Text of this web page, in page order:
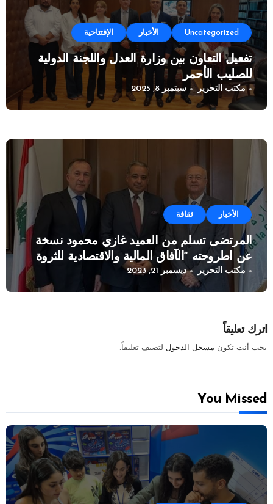
Uncategorized الأخبار الإفتتاحية
تفعيل التعاون بين وزارة العدل واللجنة الدولية
للصليب الأحمر
مكتب التحرير سبتمبر 8, 2025
الأخبار ثقافة
المرتضى تسلم من العميد غازي محمود نسخة
عن اطروحته “الآفاق المالية والاقتصادية للثروة
النفطية”
مكتب التحرير ديسمبر 21, 2023
اترك تعليقاً
يجب أنت تكون مسجل الدخول لتضيف تعليقاً.
You Missed